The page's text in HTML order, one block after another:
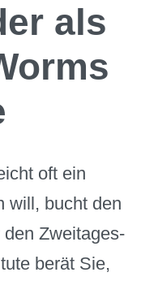
als
oft ein
will, bucht den
Zweitages-
berät Sie,